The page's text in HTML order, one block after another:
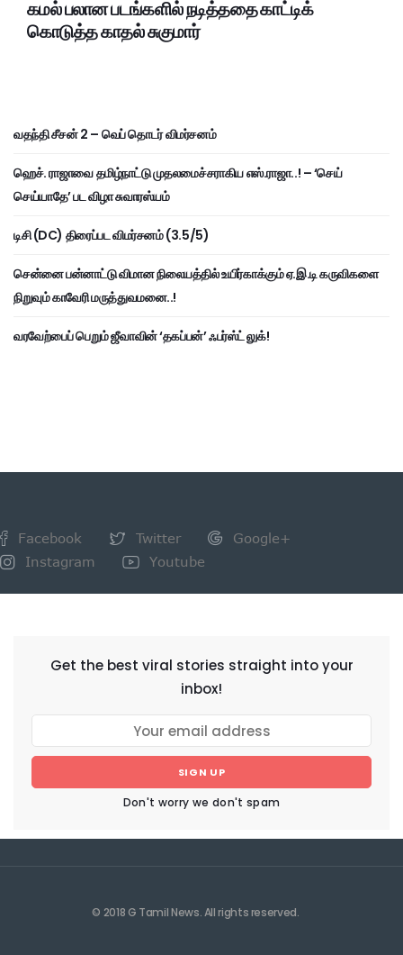
கமல் பலான படங்களில் நடித்ததை காட்டிக்
கொடுத்த காதல் சுகுமார்
வதந்தி சீசன் 2 – வெப் தொடர் விமர்சனம்
ஹெச். ராஜாவை தமிழ்நாட்டு முதலமைச்சராகிய எஸ்.ராஜா..! – ‘செய்
செய்யாதே’ பட விழா சுவாரஸ்யம்
டிசி (DC) திரைப்பட விமர்சனம் (3.5/5)
சென்னை பன்னாட்டு விமான நிலையத்தில் உயிர்காக்கும் ஏ.இ.டி கருவிகளை
நிறுவும் காவேரி மருத்துவமனை..!
வரவேற்பைப் பெறும் ஜீவாவின் ‘தகப்பன்’ ஃபர்ஸ்ட் லுக்!
Facebook Twitter
Google+
Instagram
Youtube
Get the best viral stories straight into your
inbox!
SIGN UP
Don't worry we don't spam
© 2018 G Tamil News. All rights reserved.